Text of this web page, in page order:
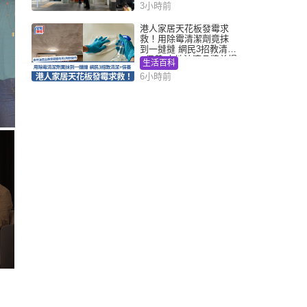
3小時前
港人家居天花板發霉求
救！用除霉清潔劑竟抹
到一撻撻 網民3招教清潔
+保養 本地油漆品牌曾提
醒勿用1物防變色
生活百科
6小時前